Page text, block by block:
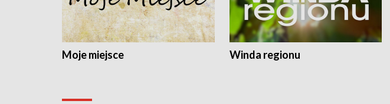
Moje miejsce Winda regionu